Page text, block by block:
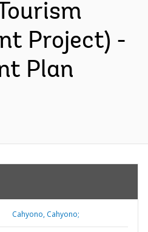
Project) -
Plan
Cahyono, Cahyono;